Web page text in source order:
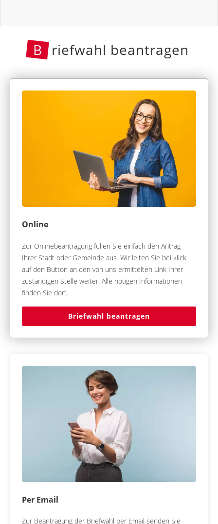
B riefwahl beantragen
Online
Zur Onlinebeantragung füllen Sie einfach den Antrag
Ihrer Stadt oder Gemeinde aus. Wir leiten Sie bei klick
auf den Button an den von uns ermittelten Link Ihrer
zuständigen Stelle weiter. Alle nötigen Informationen
finden Sie dort.
Briefwahl beantragen
Per Email
Zur Beantragung der Briefwahl per Email senden Sie